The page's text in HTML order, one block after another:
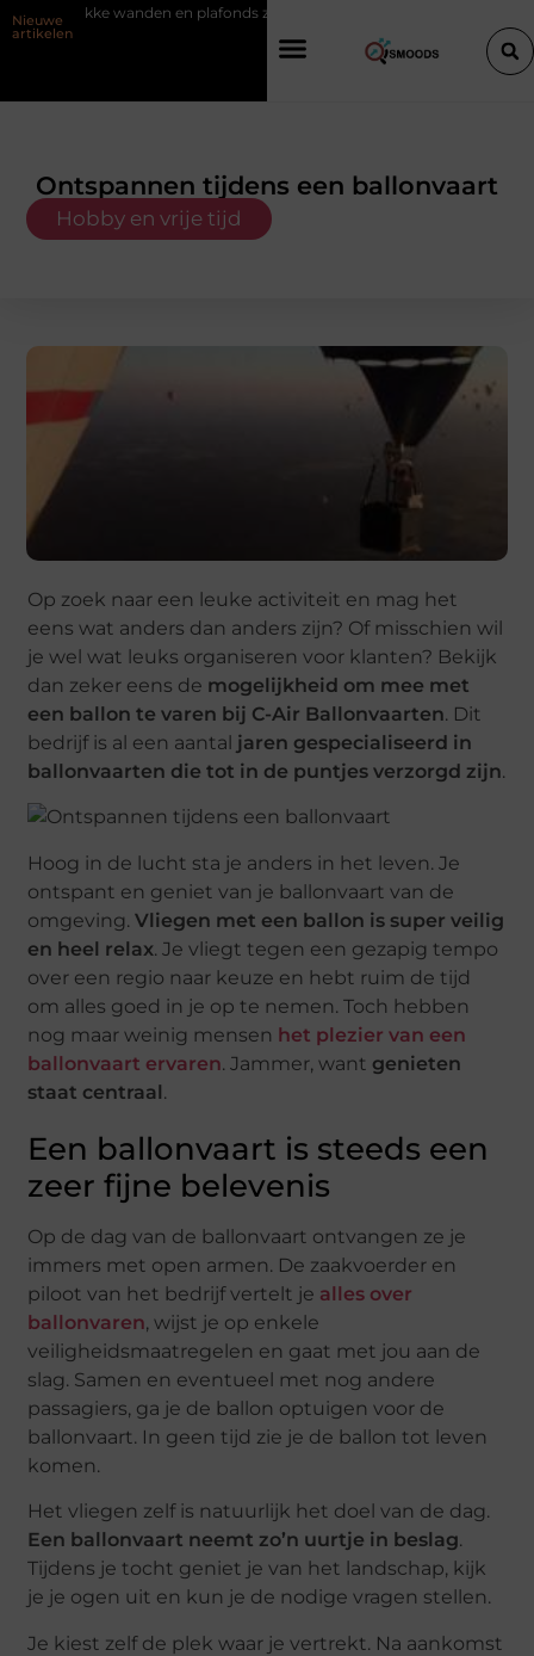
Nieuwe
artikelen
wanden en plafonds zonder gedoe
Ontspannen tijdens een ballonvaart
Hobby en vrije tijd
Op zoek naar een leuke activiteit en mag het
eens wat anders dan anders zijn? Of misschien wil
je wel wat leuks organiseren voor klanten? Bekijk
dan zeker eens de mogelijkheid om mee met
een ballon te varen bij C-Air Ballonvaarten. Dit
bedrijf is al een aantal jaren gespecialiseerd in
ballonvaarten die tot in de puntjes verzorgd zijn.
Hoog in de lucht sta je anders in het leven. Je
ontspant en geniet van je ballonvaart van de
omgeving.Vliegen met een ballon is super veilig
en heel relax. Je vliegt tegen een gezapig tempo
over een regio naar keuze en hebt ruim de tijd
om alles goed in je op te nemen. Toch hebben
nog maar weinig mensen het plezier van een
ballonvaart ervaren. Jammer, want genieten
staat centraal.
Een ballonvaart is steeds een
zeer fijne belevenis
Op de dag van de ballonvaart ontvangen ze je
immers met open armen. De zaakvoerder en
piloot van het bedrijf vertelt je alles over
ballonvaren, wijst je op enkele
veiligheidsmaatregelen en gaat met jou aan de
slag. Samen en eventueel met nog andere
passagiers, ga je de ballon optuigen voor de
ballonvaart. In geen tijd zie je de ballon tot leven
komen.
Het vliegen zelf is natuurlijk het doel van de dag.
Een ballonvaart neemt zo’n uurtje in beslag.
Tijdens je tocht geniet je van het landschap, kijk
je je ogen uit en kun je de nodige vragen stellen.
Je kiest zelf de plek waar je vertrekt. Na aankomst